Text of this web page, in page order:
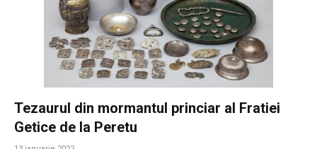
Tezaurul din mormantul princiar al Fratiei
Getice de la Peretu